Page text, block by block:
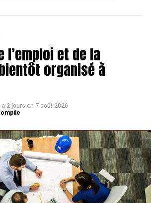
l’emploi et de la
organisé à
a 2 jours on 7 août 2026